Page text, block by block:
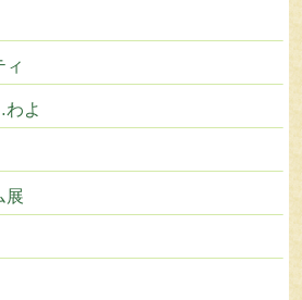
ィ
よ
展